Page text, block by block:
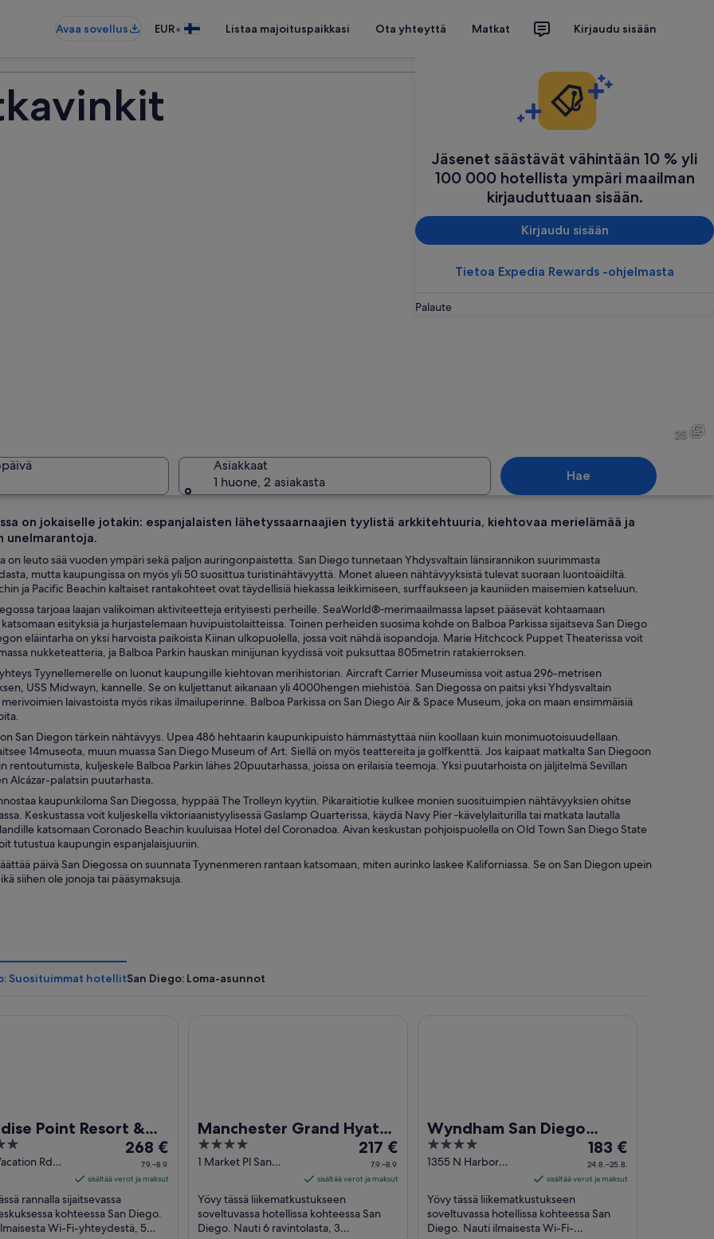
Avaa sovellus EUR• Listaa majoituspaikkasi Ota yhteyttä Matkat Kirjaudu sisään
Jäsenet säästävät vähintään 10 % yli
100 000 hotellista ympäri maailman
kirjauduttuaan sisään.
Kirjaudu sisään
Tietoa Expedia Rewards -ohjelmasta
Palaute
rinteessä sijaitsee rakennuksia, joista avautuu näkymä merelle.
25
Asiakkaat
1 huone, 2 asiakasta
Hae
on jokaiselle jotakin: espanjalaisten lähetyssaarnaajien tyylistä arkkitehtuuria, kiehtovaa merielämää ja
unelmarantoja.
on leuto sää vuoden ympäri sekä paljon auringonpaistetta. San Diego tunnetaan Yhdysvaltain länsirannikon suurimmasta
mutta kaupungissa on myös yli 50 suosittua turistinähtävyyttä. Monet alueen nähtävyyksistä tulevat suoraan luontoäidiltä.
ja Pacific Beachin kaltaiset rantakohteet ovat täydellisiä hiekassa leikkimiseen, surffaukseen ja kauniiden maisemien katseluun.
tarjoaa laajan valikoiman aktiviteetteja erityisesti perheille. SeaWorld®‑merimaailmassa lapset pääsevät kohtaamaan
esityksiä ja hurjastelemaan huvipuistolaitteissa. Toinen perheiden suosima kohde on Balboa Parkissa sijaitseva San Diego
eläintarha on yksi harvoista paikoista Kiinan ulkopuolella, jossa voit nähdä isopandoja. Marie Hitchcock Puppet Theaterissa voit
nukketeatteria, ja Balboa Parkin hauskan minijunan kyydissä voit puksuttaa 805metrin ratakierroksen.
Tyynellemerelle on luonut kaupungille kiehtovan merihistorian. Aircraft Carrier Museumissa voit astua 296-metrisen
USS Midwayn, kannelle. Se on kuljettanut aikanaan yli 4000hengen miehistöä. San Diegossa on paitsi yksi Yhdysvaltain
laivastoista myös rikas ilmailuperinne. Balboa Parkissa on San Diego Air & Space Museum, joka on maan ensimmäisiä
San Diegon tärkein nähtävyys. Upea 486 hehtaarin kaupunkipuisto hämmästyttää niin koollaan kuin monimuotoisuudellaan.
14museota, muun muassa San Diego Museum of Art. Siellä on myös teattereita ja golfkenttä. Jos kaipaat matkalta San Diegoon
rentoutumista, kuljeskele Balboa Parkin lähes 20puutarhassa, joissa on erilaisia teemoja. Yksi puutarhoista on jäljitelmä Sevillan
Alcázar-palatsin puutarhasta.
kaupunkiloma San Diegossa, hyppää The Trolleyn kyytiin. Pikaraitiotie kulkee monien suosituimpien nähtävyyksien ohitse
Keskustassa voit kuljeskella viktoriaanistyylisessä Gaslamp Quarterissa, käydä Navy Pier ‑kävelylaiturilla tai matkata lautalla
katsomaan Coronado Beachin kuuluisaa Hotel del Coronadoa. Aivan keskustan pohjoispuolella on Old Town San Diego State
tutustua kaupungin espanjalaisjuuriin.
päivä San Diegossa on suunnata Tyynenmeren rantaan katsomaan, miten aurinko laskee Kaliforniassa. Se on San Diegon upein
siihen ole jonoja tai pääsymaksuja.
Suosituimmat hotellitSan Diego: Loma-asunnot
Point Resort &
Rd
Hinta
268 €
yö
ajalle
268 €
7.9.–8.9.
sisältää verot ja maksut
rannalla sijaitsevassa
kohteessa San Diego.
Wi-Fi-yhteydestä, 5
Manchester Grand Hyatt
San Diego
4
out
5
1 Market Pl San
Hinta
on
217 €
yö
217 €
7.9.–8.9.
sisältää verot ja maksut
Yövy tässä liikematkustukseen
soveltuvassa hotellissa kohteessa San
Diego. Nauti 6 ravintolasta, 3
Wyndham San Diego
Bayside
4
out
5
1355 N Harbor
Hinta
on
183 €
yö
183 €
24.8.–25.8.
sisältää verot ja maksut
Yövy tässä liikematkustukseen
soveltuvassa hotellissa kohteessa San
Diego. Nauti ilmaisesta Wi-Fi-